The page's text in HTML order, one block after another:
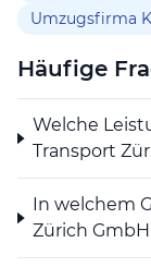
Umzugsfirma
Häufige
Welche
Transport
In welchem
Zürich